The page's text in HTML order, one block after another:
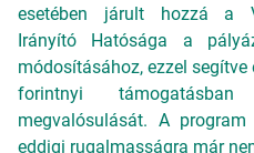
esetében járult hozzá a
Irányító Hatósága a
módosításához, ezzel
forintnyi
megvalósulását. A
eddigi rugalmasságra már